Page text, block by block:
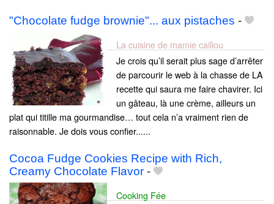
"Chocolate fudge brownie"... aux pistaches -
La cuisine de mamie caillou
Je crois qu’il serait plus sage d’arrêter
de parcourir le web à la chasse de LA
recette qui saura me faire chavirer. Ici
un gâteau, là une crème, ailleurs un
plat qui titille ma gourmandise… tout cela n’a vraiment rien de
raisonnable. Je dois vous confier......
Cocoa Fudge Cookies Recipe with Rich,
Creamy Chocolate Flavor -
Cooking Fée